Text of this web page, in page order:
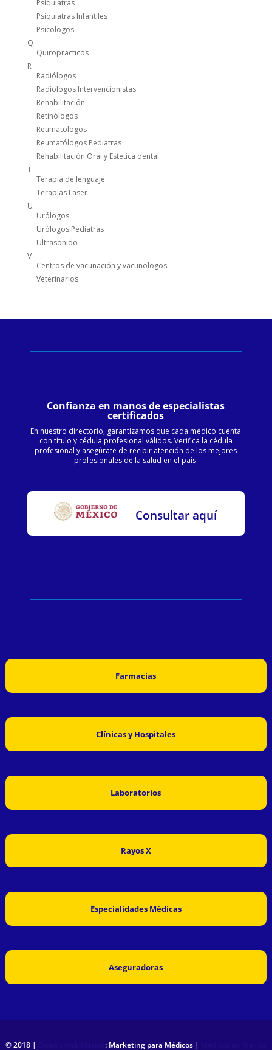
Psiquiatras
Psiquiatras Infantiles
Psicologos
Q
Quiropracticos
R
Radiólogos
Radiologos Intervencionistas
Rehabilitación
Retinólogos
Reumatologos
Reumatólogos Pediatras
Rehabilitación Oral y Estética dental
T
Terapia de lenguaje
Terapias Laser
U
Urólogos
Urólogos Pediatras
Ultrasonido
V
Centros de vacunación y vacunologos
Veterinarios
Confianza en manos de especialistas
certificados
En nuestro directorio, garantizamos que cada médico cuenta
con título y cédula profesional válidos. Verifica la cédula
profesional y asegúrate de recibir atención de los mejores
profesionales de la salud en el país.
Consultar aquí
Farmacias
Clínicas y Hospitales
Laboratorios
Rayos X
Especialidades Médicas
Aseguradoras
© 2018 | : Marketing para Médicos |